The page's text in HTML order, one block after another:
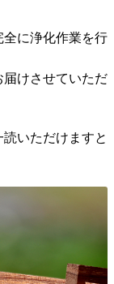
に浄化作業を行
けさせていただ
いただけますと